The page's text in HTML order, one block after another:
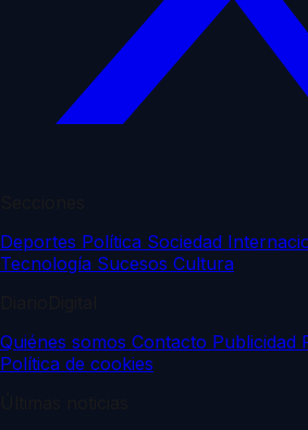
Deportes Política Sociedad
Tecnología Sucesos Cultura
Quiénes somos Contacto Publicidad
Política de cookies